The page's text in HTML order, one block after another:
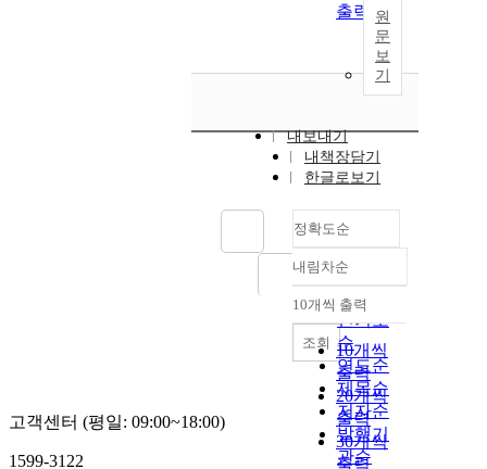
출력
원
문
보
기
내보내기
내책장담기
한글로보기
정확도순
정확도
순
인기도
순
연도순
제목순
저자순
발행기
관순
내림차순
내림차순
10개씩 출력
10개씩
출력
20개씩
출력
30개씩
출력
조회
고객센터 (평일: 09:00~18:00)
1599-3122